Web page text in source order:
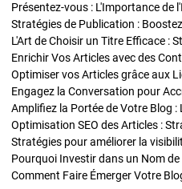
Présentez-vous : L'Importance de
L'Art de Choisir un Titre Efficace :
Optimiser vos Articles grâce aux
Engagez la Conversation pour
Amplifiez la Portée de Votre Blog